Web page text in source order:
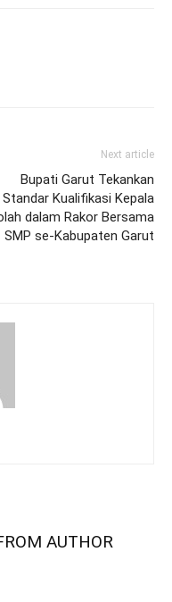
Next article
Bupati Garut Tekankan
Standar Kualifikasi Kepala
dalam Rakor Bersama
SMP se-Kabupaten Garut
AUTHOR